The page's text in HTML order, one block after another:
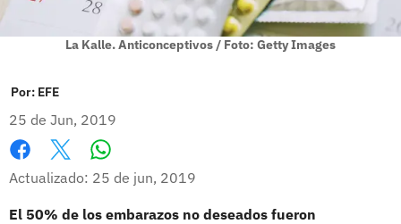
La Kalle. Anticonceptivos / Foto: Getty Images
Por: EFE
25 de Jun, 2019
Facebook
X
Actualizado: 25 de jun, 2019
El 50% de los embarazos no deseados fueron